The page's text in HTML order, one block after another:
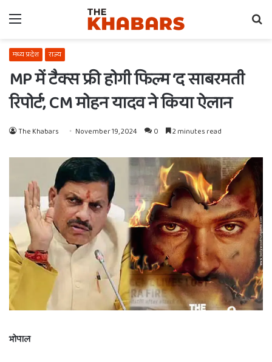
Menu
मध्य प्रदेश राज्य
MP में टैक्स फ्री होगी फिल्म ‘द साबरमती
रिपोर्ट’, CM मोहन यादव ने किया ऐलान
The Khabars November 19, 2024 0 2 minutes read
भोपाल